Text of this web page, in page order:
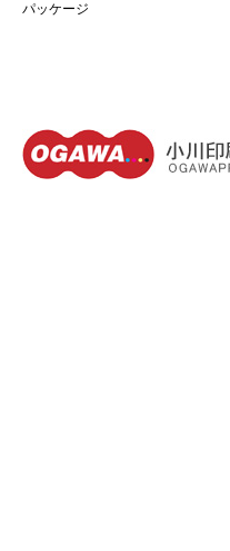
パッケージ